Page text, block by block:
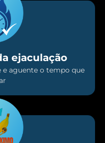
ejaculação
e aguente o tempo que